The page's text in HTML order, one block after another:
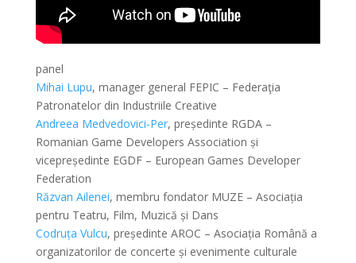
panel
Mihai Lupu, manager general FEPIC – Federaţia
Patronatelor din Industriile Creative
Andreea Medvedovici-Per, președinte RGDA –
Romanian Game Developers Association și
vicepreședinte EGDF – European Games Developer
Federation
Răzvan Ailenei, membru fondator MUZE – Asociația
pentru Teatru, Film, Muzică și Dans
Codruța Vulcu, președinte AROC – Asociația Română a
organizatorilor de concerte și evenimente culturale